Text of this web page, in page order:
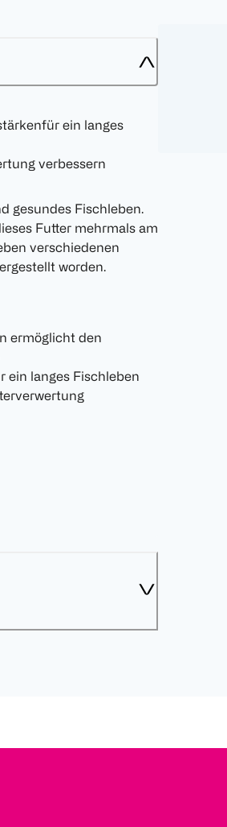
ein langes
verbessern
gesundes Fischleben.
Futter mehrmals am
verschiedenen
worden.
ermöglicht den
ein langes Fischleben